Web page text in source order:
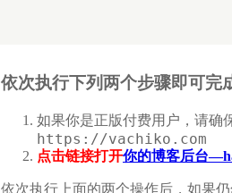
依次执行下列两个步骤即可完
如果你是正版付费用户，请确
https://vachiko.com
点击链接打开你的博客后台
依次执行上面的两个操作后，如果